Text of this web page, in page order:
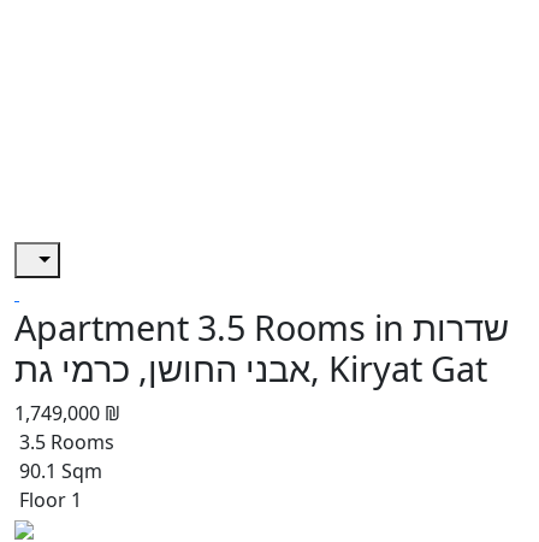
Apartment 3.5 Rooms in שדרות
אבני החושן, כרמי גת, Kiryat Gat
1,749,000 ₪
3.5 Rooms
90.1 Sqm
Floor 1